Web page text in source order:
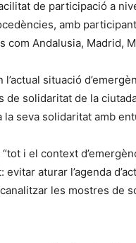
de participació a
amb
com Andalusia, Madrid,
situació
de solidaritat de la
seva solidaritat amb
i el context
aturar l’agenda
les mostres de